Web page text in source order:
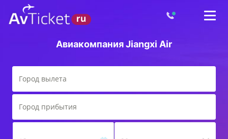
Авиакомпания Jiangxi Air